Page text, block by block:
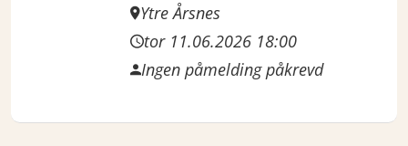
Ytre Årsnes
tor 11.06.2026 18:00
Ingen påmelding påkrevd